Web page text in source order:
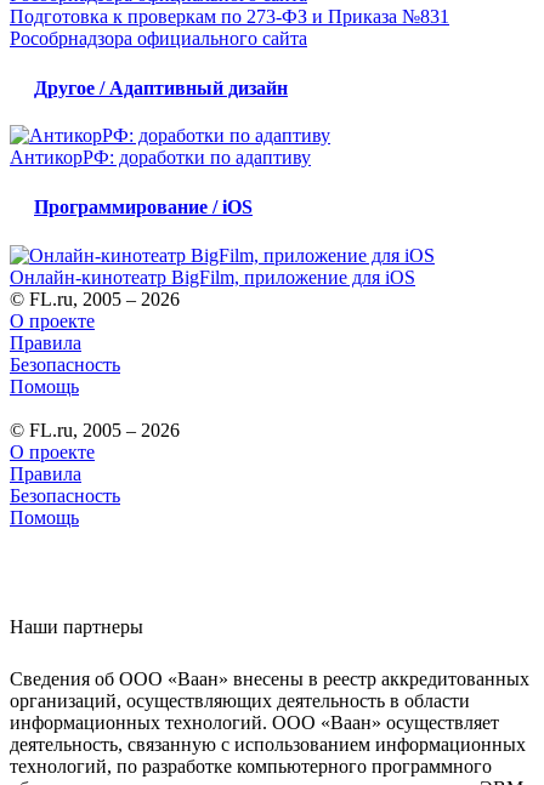
Подготовка к проверкам по 273-ФЗ и Приказа №831
Рособрнадзора официального сайта
Другое / Адаптивный дизайн
АнтикорРФ: доработки по адаптиву
Программирование / iOS
Онлайн-кинотеатр BigFilm, приложение для iOS
© FL.ru, 2005 – 2026
О проекте
Правила
Безопасность
Помощь
© FL.ru, 2005 – 2026
О проекте
Правила
Безопасность
Помощь
Наши партнеры
Сведения об ООО «Ваан» внесены в реестр аккредитованных
организаций, осуществляющих деятельность в области
информационных технологий. ООО «Ваан» осуществляет
деятельность, связанную с использованием информационных
технологий, по разработке компьютерного программного